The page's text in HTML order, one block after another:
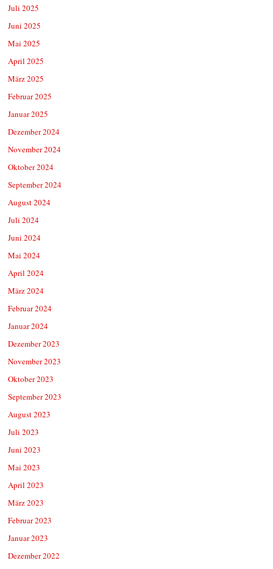
Juli 2025
Juni 2025
Mai 2025
April 2025
März 2025
Februar 2025
Januar 2025
Dezember 2024
November 2024
Oktober 2024
September 2024
August 2024
Juli 2024
Juni 2024
Mai 2024
April 2024
März 2024
Februar 2024
Januar 2024
Dezember 2023
November 2023
Oktober 2023
September 2023
August 2023
Juli 2023
Juni 2023
Mai 2023
April 2023
März 2023
Februar 2023
Januar 2023
Dezember 2022